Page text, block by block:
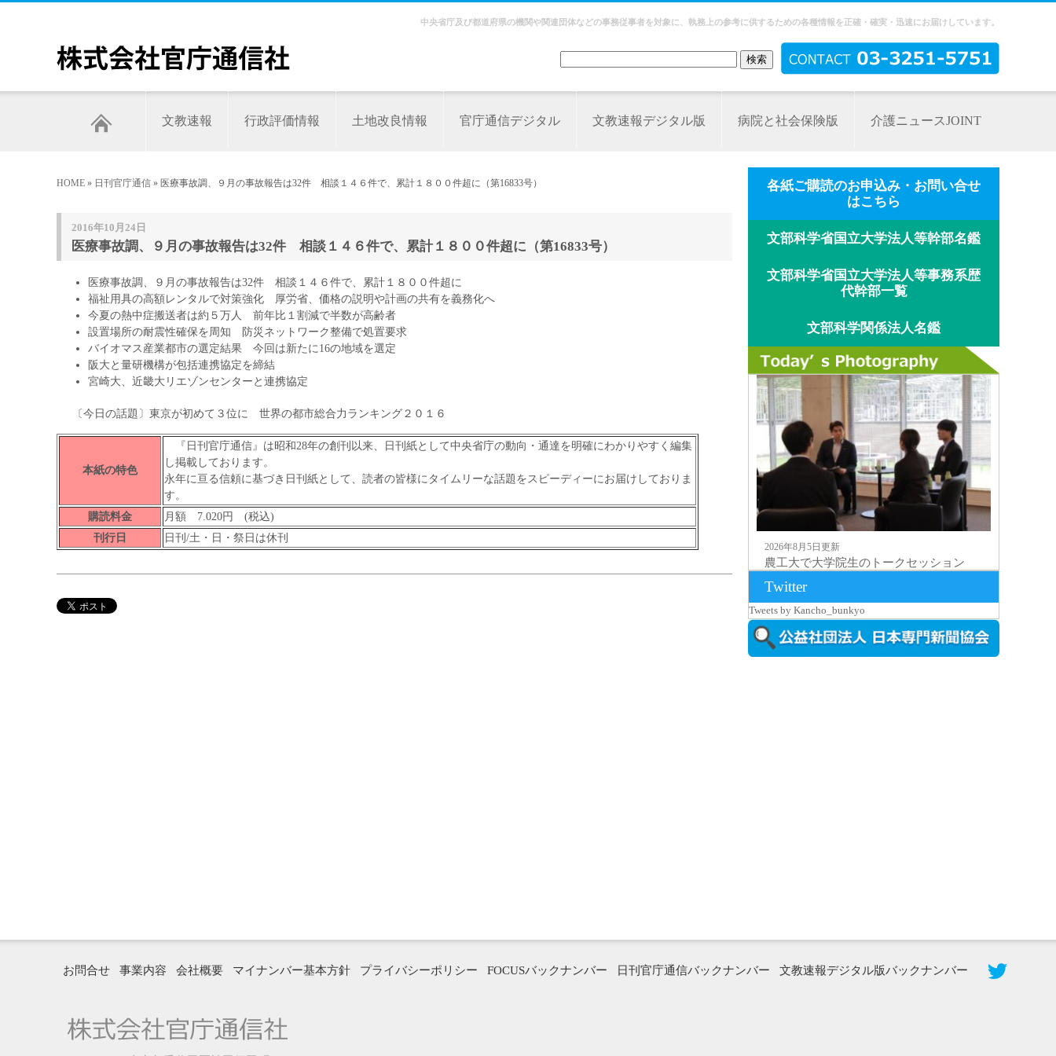
中央省庁及び都道府県の機関や関連団体などの事務従事者を対象に、執務上の参考に供するための各種情報を正確・確実・迅速にお届けしています。
文教速報 行政評価情報 土地改良情報 官庁通信デジタル 文教速報デジタル版 病院と社会保険版 介護ニュースJOINT
HOME » 日刊官庁通信 » 医療事故調、９月の事故報告は32件 相談１４６件で、累計１８００件超に（第16833号）
2016年10月24日
医療事故調、９月の事故報告は32件 相談１４６件で、累計１８００件超に（第16833号）
医療事故調、９月の事故報告は32件 相談１４６件で、累計１８００件超に
福祉用具の高額レンタルで対策強化 厚労省、価格の説明や計画の共有を義務化へ
今夏の熱中症搬送者は約５万人 前年比１割減で半数が高齢者
設置場所の耐震性確保を周知 防災ネットワーク整備で処置要求
バイオマス産業都市の選定結果 今回は新たに16の地域を選定
阪大と量研機構が包括連携協定を締結
宮崎大、近畿大リエゾンセンターと連携協定
〔今日の話題〕東京が初めて３位に 世界の都市総合力ランキング２０１６
本紙の特色
『日刊官庁通信』は昭和28年の創刊以来、日刊紙として中央省庁の動向・通達を明確にわかりやすく編集
し掲載しております。
永年に亘る信頼に基づき日刊紙として、読者の皆様にタイムリーな話題をスピーディーにお届けしておりま
す。
購読料金
月額 7.020円 (税込)
刊行日
日刊/土・日・祭日は休刊
各紙ご購読のお申込み・お問い合せ
はこちら
文部科学省国立大学法人等幹部名鑑
文部科学省国立大学法人等事務系歴
代幹部一覧
文部科学関係法人名鑑
2026年8月5日更新
農工大で大学院生のトークセッション
Twitter
Tweets by Kancho_bunkyo
お問合せ 事業内容 会社概要 マイナンバー基本方針 プライバシーポリシー FOCUSバックナンバー 日刊官庁通信バックナンバー 文教速報デジタル版バックナンバー